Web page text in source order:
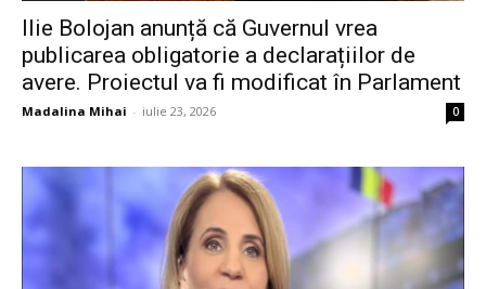
Ilie Bolojan anunță că Guvernul vrea
publicarea obligatorie a declarațiilor de
avere. Proiectul va fi modificat în Parlament
Madalina Mihai - iulie 23, 2026 0